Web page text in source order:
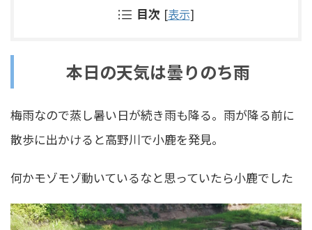
目次 [表示]
本日の天気は曇りのち雨
梅雨なので蒸し暑い日が続き雨も降る。雨が降る前に
散歩に出かけると高野川で小鹿を発見。
何かモゾモゾ動いているなと思っていたら小鹿でした